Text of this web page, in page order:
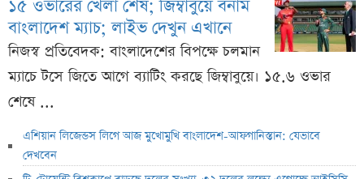
১৫ ওভারের খেলা শেষ; জিম্বাবুয়ে বনাম
বাংলাদেশ ম্যাচ; লাইভ দেখুন এখানে
নিজস্ব প্রতিবেদক: বাংলাদেশের বিপক্ষে চলমান
ম্যাচে টসে জিতে আগে ব্যাটিং করছে জিম্বাবুয়ে। ১৫.৬ ওভার
শেষে ...
এশিয়ান লিজেন্ডস লিগে আজ মুখোমুখি বাংলাদেশ-আফগানিস্তান: যেভাবে
দেখবেন